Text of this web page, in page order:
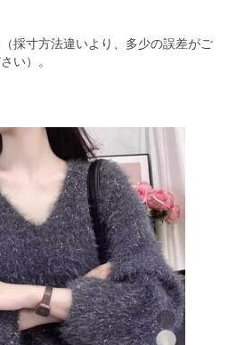
採寸方法違いより、多少の誤差がご
い）。